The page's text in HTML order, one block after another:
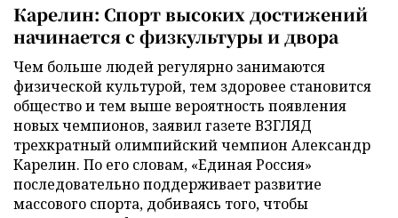
Карелин: Спорт высоких достижений
начинается с физкультуры и двора
Чем больше людей регулярно занимаются
физической культурой, тем здоровее становится
общество и тем выше вероятность появления
новых чемпионов, заявил газете ВЗГЛЯД
трехкратный олимпийский чемпион Александр
Карелин. По его словам, «Единая Россия»
последовательно поддерживает развитие
массового спорта, добиваясь того, чтобы